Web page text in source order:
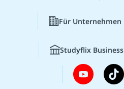
Für Unternehmen
Studyflix Business